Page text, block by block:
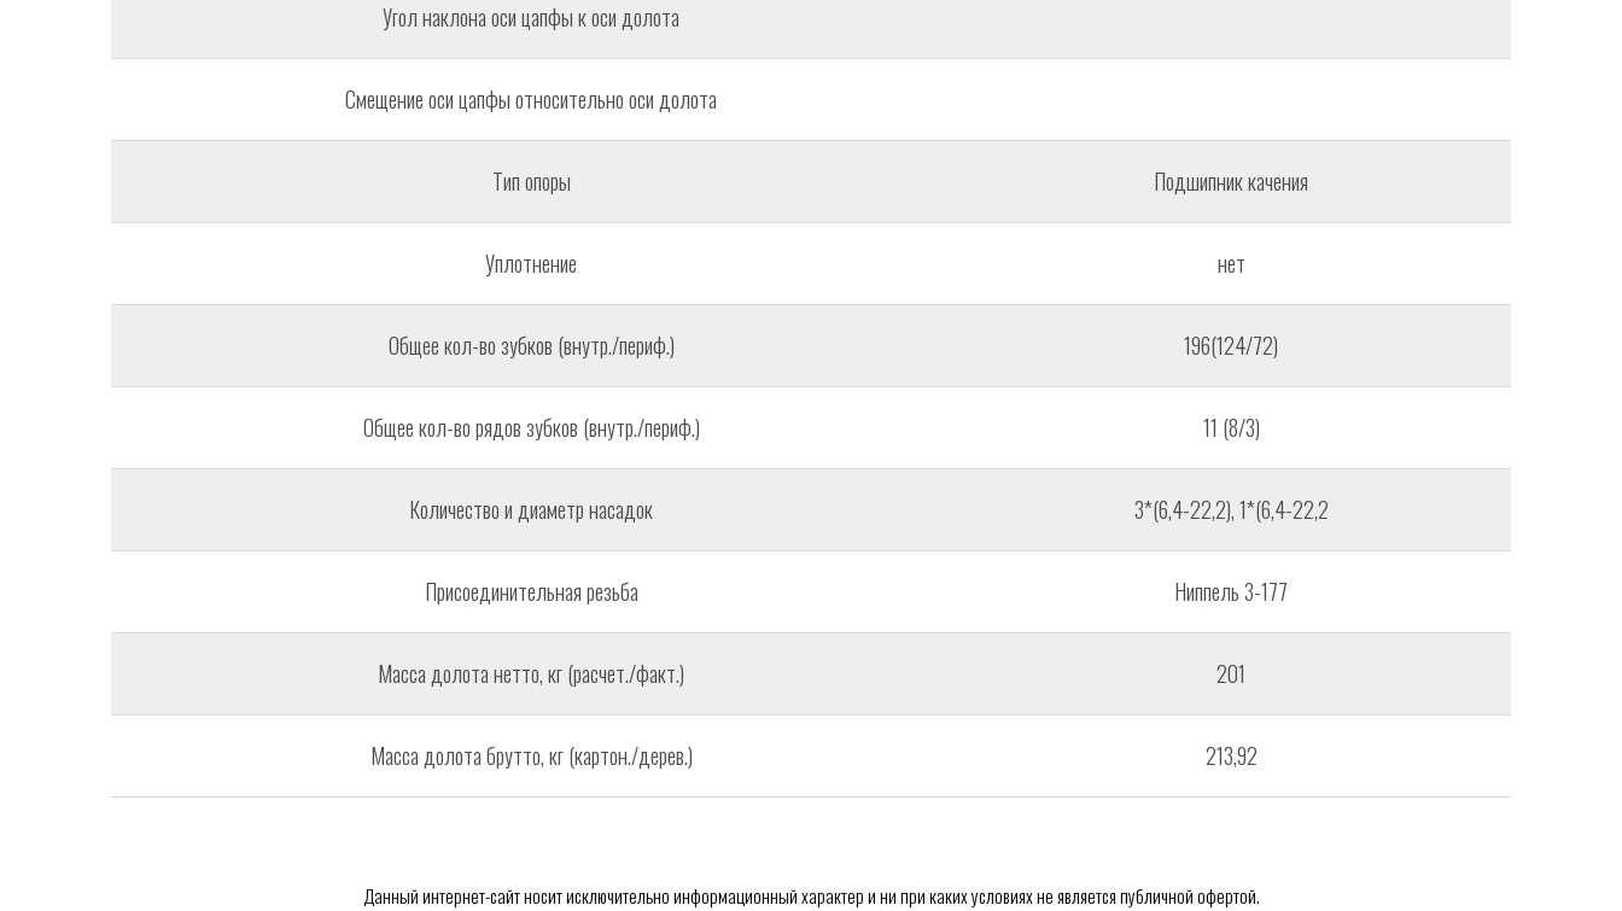
Угол наклона оси цапфы к оси долота
Смещение оси цапфы относительно оси долота
Тип опоры Подшипник качения
Уплотнение нет
Общее кол-во зубков (внутр./периф.) 196(124/72)
Общее кол-во рядов зубков (внутр./периф.) 11 (8/3)
Количество и диаметр насадок 3*(6,4-22,2), 1*(6,4-22,2
Присоединительная резьба Ниппель 3-177
Масса долота нетто, кг (расчет./факт.) 201
Масса долота брутто, кг (картон./дерев.) 213,92
Данный интернет-сайт носит исключительно информационный характер и ни при каких условиях не является публичной офертой.